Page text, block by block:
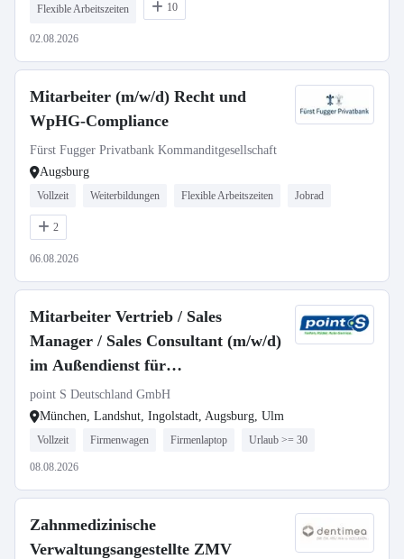
Flexible Arbeitszeiten 10
02.08.2026
Mitarbeiter (m/w/d) Recht und
WpHG-Compliance
Fürst Fugger Privatbank Kommanditgesellschaft
Augsburg
Vollzeit Weiterbildungen Flexible Arbeitszeiten Jobrad
2
06.08.2026
Mitarbeiter Vertrieb / Sales
Manager / Sales Consultant (m/w/d)
im Außendienst für
Postleitzahlbereich 8
point S Deutschland GmbH
München, Landshut, Ingolstadt, Augsburg, Ulm
Vollzeit Firmenwagen Firmenlaptop Urlaub >= 30
08.08.2026
Zahnmedizinische
Verwaltungsangestellte ZMV